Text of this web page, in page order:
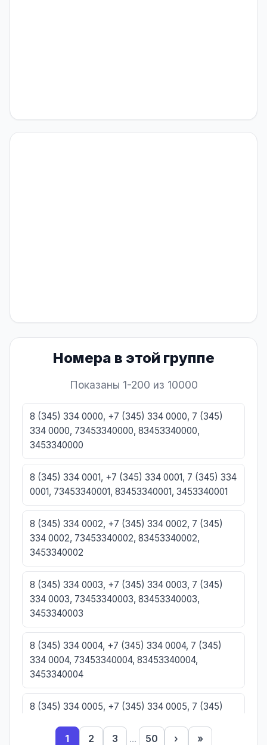
Номера в этой группе
Показаны 1-200 из 10000
8 (345) 334 0000, +7 (345) 334 0000, 7 (345)
334 0000, 73453340000, 83453340000,
3453340000
8 (345) 334 0001, +7 (345) 334 0001, 7 (345) 334
0001, 73453340001, 83453340001, 3453340001
8 (345) 334 0002, +7 (345) 334 0002, 7 (345)
334 0002, 73453340002, 83453340002,
3453340002
8 (345) 334 0003, +7 (345) 334 0003, 7 (345)
334 0003, 73453340003, 83453340003,
3453340003
8 (345) 334 0004, +7 (345) 334 0004, 7 (345)
334 0004, 73453340004, 83453340004,
3453340004
8 (345) 334 0005, +7 (345) 334 0005, 7 (345)
3453340005
1 2 3 ... 50 › »